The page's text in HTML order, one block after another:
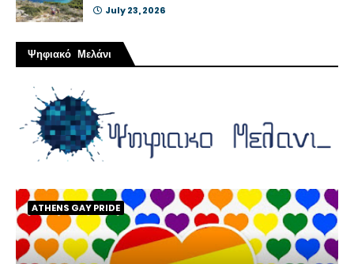
July 23, 2026
Ψηφιακό Μελάνι
ATHENS GAY PRIDE